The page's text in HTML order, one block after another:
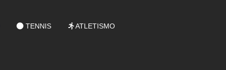
TENNIS ATLETISMO